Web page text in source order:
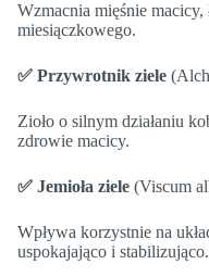
Wzmacnia mięśnie
miesiączkowego.
✅ Przywrotnik ziele
Zioło o silnym działaniu
zdrowie macicy.
✅ Jemioła ziele (Viscum
Wpływa korzystnie na
uspokajająco i stabilizująco.